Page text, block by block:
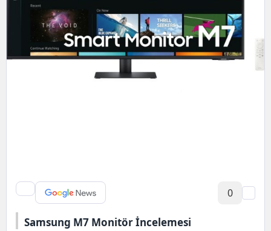
0
Samsung M7 Monitör İncelemesi